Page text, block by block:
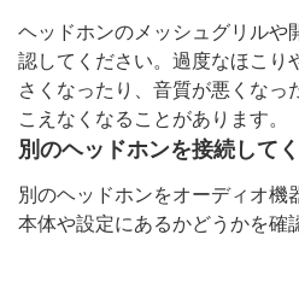
ヘッドホンのメッシュグリルや
認してください。過度なほこり
さくなったり、音質が悪くなっ
こえなくなることがあります。
別のヘッドホンを接続してく
別のヘッドホンをオーディオ機
本体や設定にあるかどうかを確